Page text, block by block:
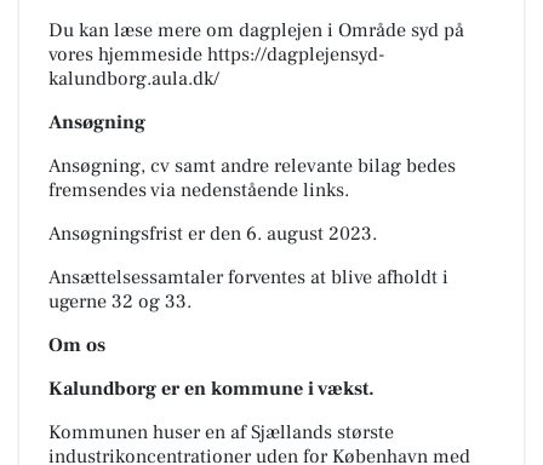
Du kan læse mere om dagplejen i Område syd på
vores hjemmeside https://dagplejensyd-
kalundborg.aula.dk/
Ansøgning
Ansøgning, cv samt andre relevante bilag bedes
fremsendes via nedenstående links.
Ansøgningsfrist er den 6. august 2023.
Ansættelsessamtaler forventes at blive afholdt i
ugerne 32 og 33.
Om os
Kalundborg er en kommune i vækst.
Kommunen huser en af Sjællands største
industrikoncentrationer uden for København med